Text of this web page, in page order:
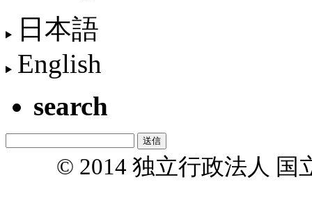
日本語
English
search
© 2014 独立行政法人 国